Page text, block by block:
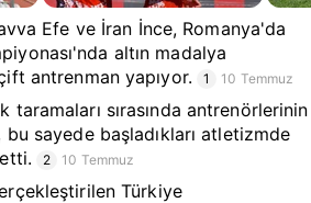
Efe ve İran İnce, Romanya'da
altın madalya
antrenman yapıyor.
1 10 Temmuz
taramaları sırasında antrenörlerinin
sayede başladıkları atletizmde
2 10 Temmuz
Türkiye